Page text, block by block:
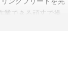
業できる頑丈で操